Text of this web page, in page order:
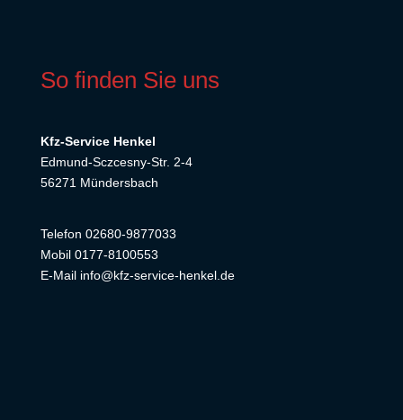
So finden Sie uns
Kfz-Service Henkel
Edmund-Sczcesny-Str. 2-4
56271 Mündersbach
Telefon 02680-9877033
Mobil 0177-8100553
E-Mail info@kfz-service-henkel.de